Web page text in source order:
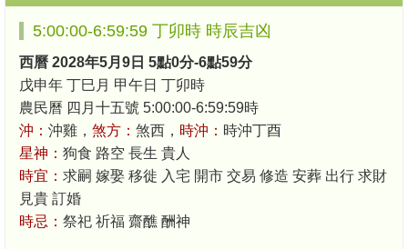
5:00:00-6:59:59 丁卯時 時辰吉凶
西曆 2028年5月9日 5點0分-6點59分
戊申年 丁巳月 甲午日 丁卯時
農民曆 四月十五號 5:00:00-6:59:59時
沖： 沖雞， 煞方： 煞西， 時沖： 時沖丁酉
星神： 狗食 路空 長生 貴人
時宜： 求嗣 嫁娶 移徙 入宅 開市 交易 修造 安葬 出行 求財
見貴 訂婚
時忌： 祭祀 祈福 齋醮 酬神